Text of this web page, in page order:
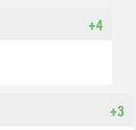
+4
+3